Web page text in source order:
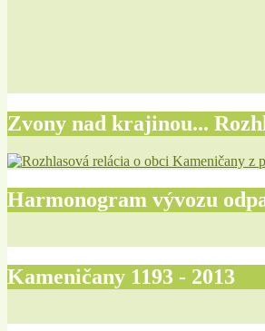
Zvony nad krajinou...
Harmonogram vývozu
Kameničany 1193 - 2013